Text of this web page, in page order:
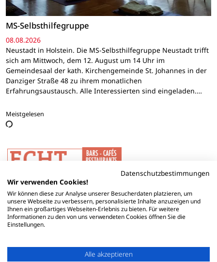
MS-Selbsthilfegruppe
08.08.2026
Neustadt in Holstein. Die MS-Selbsthilfegruppe Neustadt trifft
sich am Mittwoch, dem 12. August um 14 Uhr im
Gemeindesaal der kath. Kirchengemeinde St. Johannes in der
Danziger Straße 48 zu ihrem monatlichen
Erfahrungsaustausch. Alle Interessierten sind eingeladen.…
Meistgelesen
Datenschutzbestimmungen
Wir verwenden Cookies!
Wir können diese zur Analyse unserer Besucherdaten platzieren, um
unsere Webseite zu verbessern, personalisierte Inhalte anzuzeigen und
Ihnen ein großartiges Webseiten-Erlebnis zu bieten. Für weitere
Informationen zu den von uns verwendeten Cookies öffnen Sie die
Einstellungen.
Alle akzeptieren